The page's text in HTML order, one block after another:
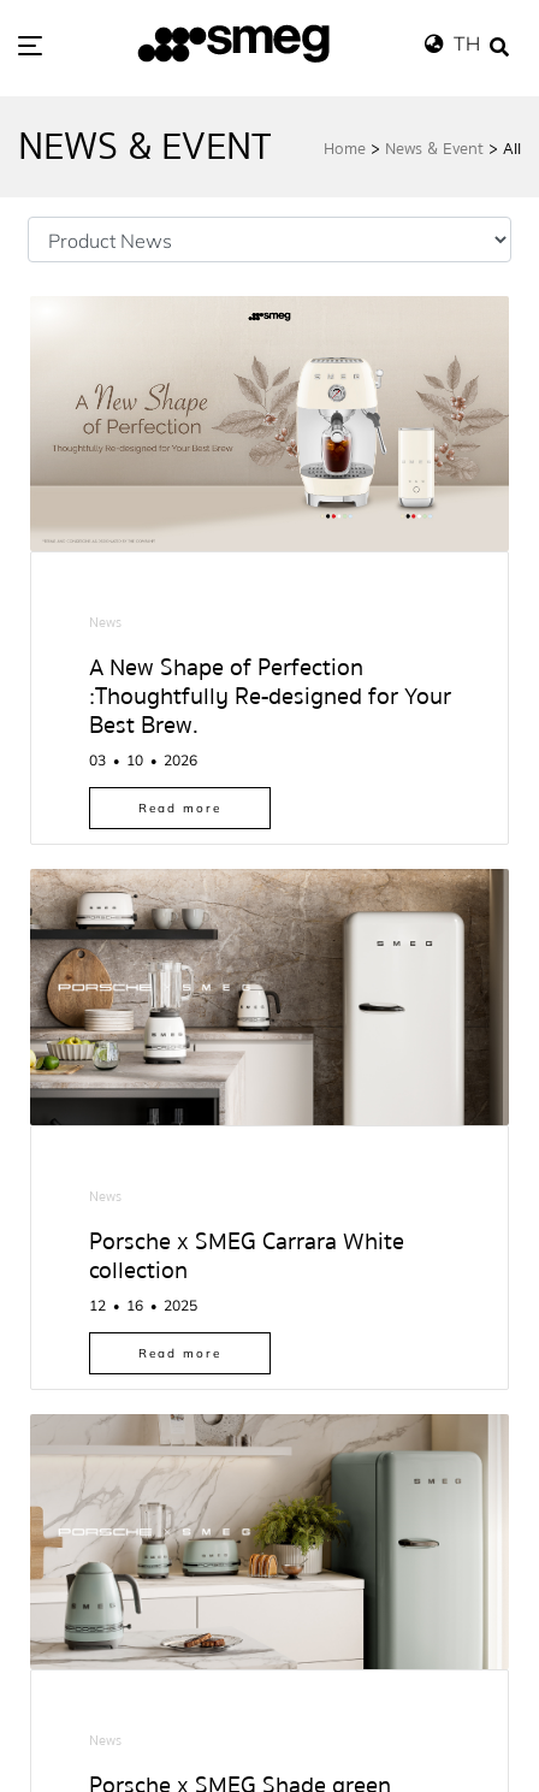
TH
Home
News & Event
Store Locator
Smeg Exclusive
NEWS & EVENT Home > News & Event > All
News
A New Shape of Perfection
:Thoughtfully Re-designed for Your
Best Brew.
03 ● 10 ● 2026
Read more
News
Porsche x SMEG Carrara White
collection
12 ● 16 ● 2025
Read more
News